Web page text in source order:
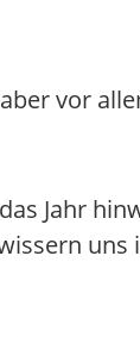
vor
Jahr
uns